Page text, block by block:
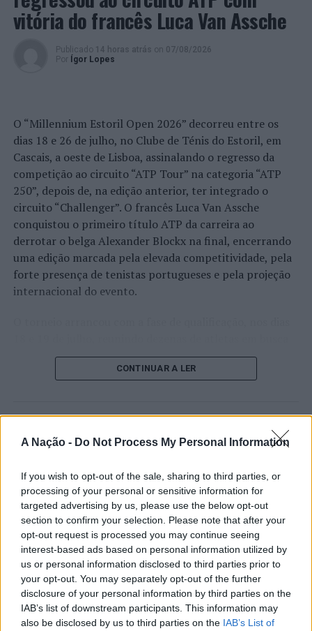
A Nação - Do Not Process My Personal Information
If you wish to opt-out of the sale, sharing to third parties, or
processing of your personal or sensitive information for
targeted advertising by us, please use the below opt-out
section to confirm your selection. Please note that after your
opt-out request is processed you may continue seeing
interest-based ads based on personal information utilized by
us or personal information disclosed to third parties prior to
your opt-out. You may separately opt-out of the further
disclosure of your personal information by third parties on the
IAB’s list of downstream participants. This information may
also be disclosed by us to third parties on the IAB’s List of
vitória do francês Luca Van Assche
Publicado 14 horas atrás on 07/08/2026
Por
Ígor Lopes
O “Millennium Estoril Open 2026” decorreu entre os
dias 18 e 26 de julho, no Clube de Ténis do Estoril, em
Cascais, a oeste de Lisboa, assinalando o regresso da
competição ao circuito “ATP Tour” na categoria “ATP
250”, depois de, na edição anterior, ter integrado o
circuito “Challenger”. O francês Luca Van Assche
conquistou o primeiro título ATP da carreira ao
derrotar o belga Alexander Blockx na final, encerrando
uma edição marcada pela elevada competitividade, pela
forte presença de tenistas portugueses e pela projeção
internacional do evento.
de um lugar no quadro principal. A cerimónia de
abertura contou com a presença do presidente da
concelho no centro do calendário internacional do
Apesar das desistências de última hora de jogadores
como Casper Ruud (Noruega), Alejandro Davidovich
Fokina (Espanha) e Matteo Arnaldi (Itália), a prova
apresentou um quadro competitivo de elevado nível,
liderado pelo russo Andrey Rublev, primeiro cabeça de
série, pelo italiano Luciano Darderi, pelo chileno
Alejandro Tabilo e pelo belga Alexander Blockx.
Um dos momentos mais aguardados da semana foi
também o regresso do suíço Stan Wawrinka ao Estoril,
CONTINUAR A LER
Castelo Branco: “Bienal
Internacional de Artes e Ofícios”
promete afirmar artesanato,
património e inovação como
“motores de desenvolvimento
económico e cultural” do município
português
20 horas atrás on
Por Ígor Lopes